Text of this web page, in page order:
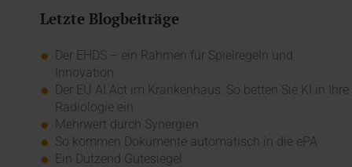
Letzte Blogbeiträge
Der EHDS – ein Rahmen für Spielregeln und
Innovation
Der EU AI Act im Krankenhaus: So betten Sie KI in Ihre
Radiologie ein
Mehrwert durch Synergien
So kommen Dokumente automatisch in die ePA
Ein Dutzend Gütesiegel